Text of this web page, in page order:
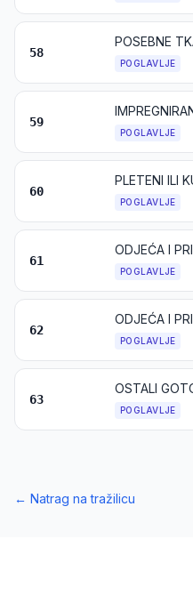
58
POGLAVLJE
59
POGLAVLJE
60
PLETENI ILI
POGLAVLJE
61
POGLAVLJE
62
POGLAVLJE
63
POGLAVLJE
← Natrag na tražilicu